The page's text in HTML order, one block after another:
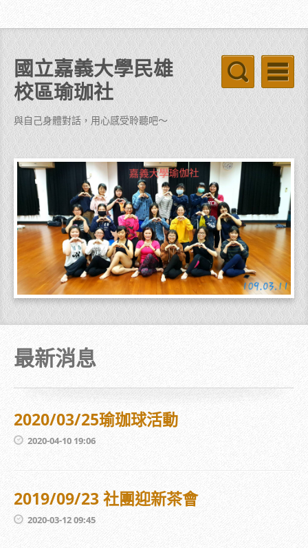
國立嘉義大學民雄
校區瑜珈社
與自己身體對話，用心感受聆聽吧～
最新消息
2020/03/25瑜珈球活動
2020-04-10 19:06
2019/09/23 社團迎新茶會
2020-03-12 09:45